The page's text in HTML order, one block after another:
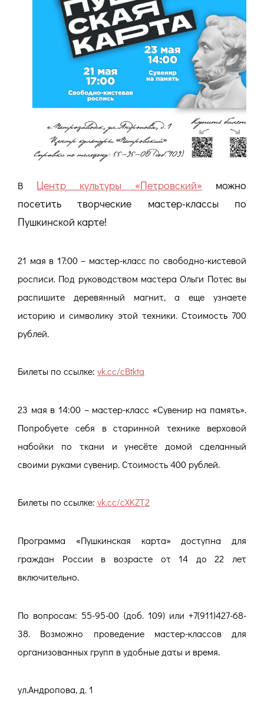
В Центр культуры «Петровский» можно
посетить творческие мастер-классы по
Пушкинской карте!
21 мая в 17:00 – мастер-класс по свободно-кистевой
росписи. Под руководством мастера Ольги Потес вы
распишите деревянный магнит, а еще узнаете
историю и символику этой техники. Стоимость 700
рублей.
Билеты по ссылке: vk.cc/cBtkta
23 мая в 14:00 – мастер-класс «Сувенир на память».
Попробуете себя в старинной технике верховой
набойки по ткани и унесёте домой сделанный
своими руками сувенир. Стоимость 400 рублей.
Билеты по ссылке: vk.cc/cXKZT2
Программа «Пушкинская карта» доступна для
граждан России в возрасте от 14 до 22 лет
включительно.
По вопросам: 55-95-00 (доб. 109) или +7(911)427-68-
38. Возможно проведение мастер-классов для
организованных групп в удобные даты и время.
ул.Андропова, д. 1